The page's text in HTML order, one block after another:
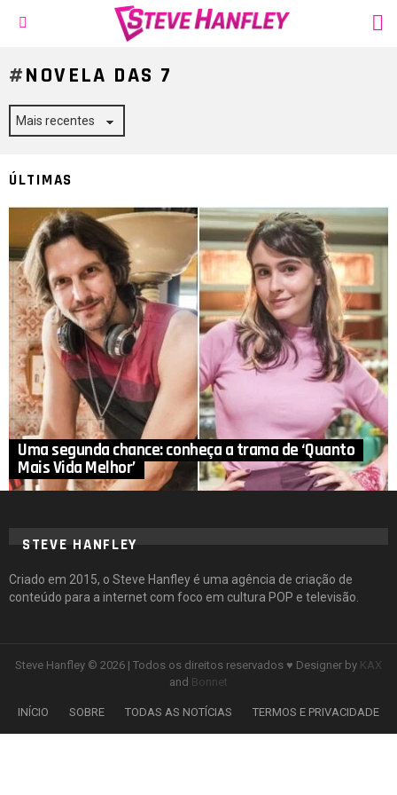
NOVELA DAS 7
ÚLTIMAS
Uma segunda chance: conheça a trama de ‘Quanto
Mais Vida Melhor’
STEVE HANFLEY
Criado em 2015, o Steve Hanfley é uma agência de criação de
conteúdo para a internet com foco em cultura POP e televisão.
Steve Hanfley © 2026 | Todos os direitos reservados ♥ Designer by KAX
and Bonnet
INÍCIO SOBRE TODAS AS NOTÍCIAS TERMOS E PRIVACIDADE